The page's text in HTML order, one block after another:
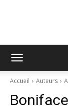
Accueil Auteurs